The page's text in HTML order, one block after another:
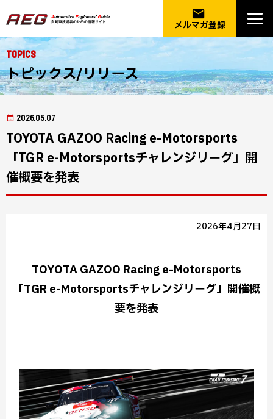
email
メルマガ登録
Topics
トピックス/リリース
2026.05.07
TOYOTA GAZOO Racing e-Motorsports
「TGR e-Motorsportsチャレンジリーグ」開
催概要を発表
2026年4月27日
TOYOTA GAZOO Racing e-Motorsports
「TGR e-Motorsportsチャレンジリーグ」開催概
要を発表